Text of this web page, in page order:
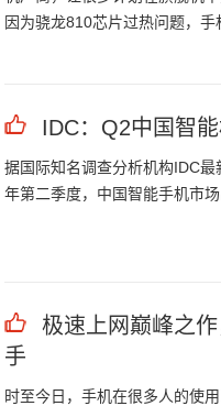
因为骁龙810芯片过热问题，手
IDC：Q2中国智
据国际知名调查分析机构IDC
年第二季度，中国智能手机市
极速上网巅峰之
手
时至今日，手机在很多人的使